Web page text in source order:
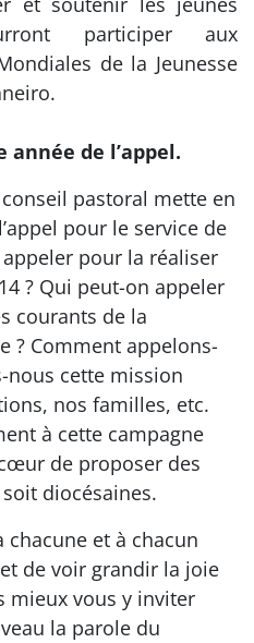
participer aux
de la Jeunesse
année de l’appel.
pastoral mette en
pour le service de
pour la réaliser
? Qui peut-on appeler
courants de la
? Comment appelons-
nous cette mission
nos familles, etc.
à cette campagne
de proposer des
diocésaines.
et à chacun
de voir grandir la joie
mieux vous y inviter
la parole du